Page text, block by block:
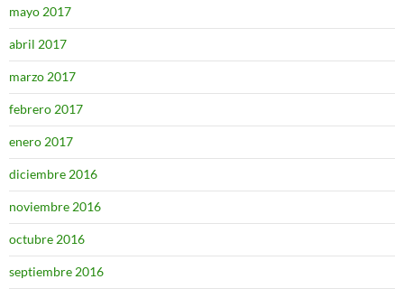
mayo 2017
abril 2017
marzo 2017
febrero 2017
enero 2017
diciembre 2016
noviembre 2016
octubre 2016
septiembre 2016